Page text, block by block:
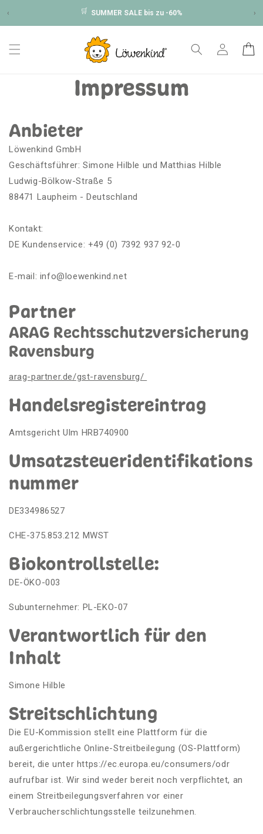
Inhalt
‹ 🛒 SUMMER SALE bis zu -60% ›
Einloggen
Impressum
Anbieter
Löwenkind GmbH
Geschäftsführer: Simone Hilble und Matthias Hilble
Ludwig-Bölkow-Straße 5
88471 Laupheim - Deutschland
Kontakt:
DE Kundenservice: +49 (0) 7392 937 92-0
E-mail: info@loewenkind.net
Partner
ARAG Rechtsschutzversicherung
Ravensburg
arag-partner.de/gst-ravensburg/
Handelsregistereintrag
Amtsgericht Ulm HRB740900
Umsatzsteueridentifikations
nummer
DE334986527
CHE-375.853.212 MWST
Biokontrollstelle:
DE-ÖKO-003
Subunternehmer: PL-EKO-07
Verantwortlich für den
Inhalt
Simone Hilble
Streitschlichtung
Die EU-Kommission stellt eine Plattform für die
außergerichtliche Online-Streitbeilegung (OS-Plattform)
bereit, die unter https://ec.europa.eu/consumers/odr
aufrufbar ist. Wir sind weder bereit noch verpflichtet, an
einem Streitbeilegungsverfahren vor einer
Verbraucherschlichtungsstelle teilzunehmen.